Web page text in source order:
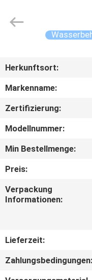
PRODUKTE
UNS
FABRIK-
AUSFLUG
SIE
Herkunftsort:
Markenname:
Zertifizierung:
Modellnummer:
Min Bestellmenge:
Preis:
Verpackung
Informationen:
Lieferzeit:
Zahlungsbedingungen: